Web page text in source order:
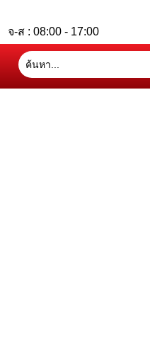
จ-ส : 08:00 - 17:00